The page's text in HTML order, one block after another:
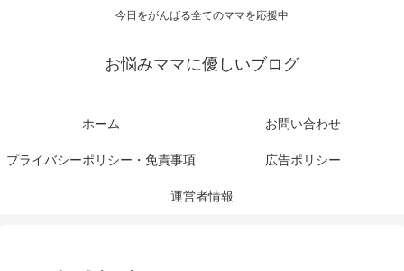
今日をがんばる全てのママを応援中
お悩みママに優しいブログ
ホーム お問い合わせ
プライバシーポリシー・免責事項 広告ポリシー
運営者情報